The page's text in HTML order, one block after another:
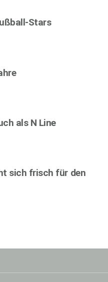
Stars
als N Line
sich frisch für den